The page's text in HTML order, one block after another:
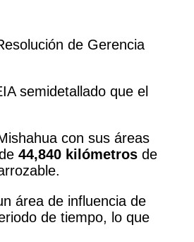
de Gerencia
semidetallado que el
con sus áreas
44,840 kilómetros de
área de influencia de
de tiempo, lo que